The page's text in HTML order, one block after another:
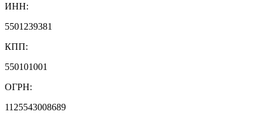
ИНН:
5501239381
КПП:
550101001
ОГРН:
1125543008689